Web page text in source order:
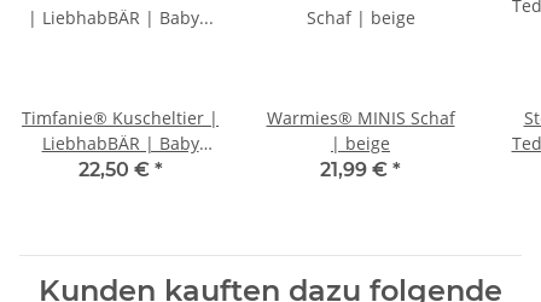
Timfanie® Kuscheltier |
LiebhabBÄR | Baby
Plüschtier 3 in 1 | blau
22,50 € *
Warmies® MINIS Schaf
| beige
21,99 € *
Kunden kauften dazu folgende